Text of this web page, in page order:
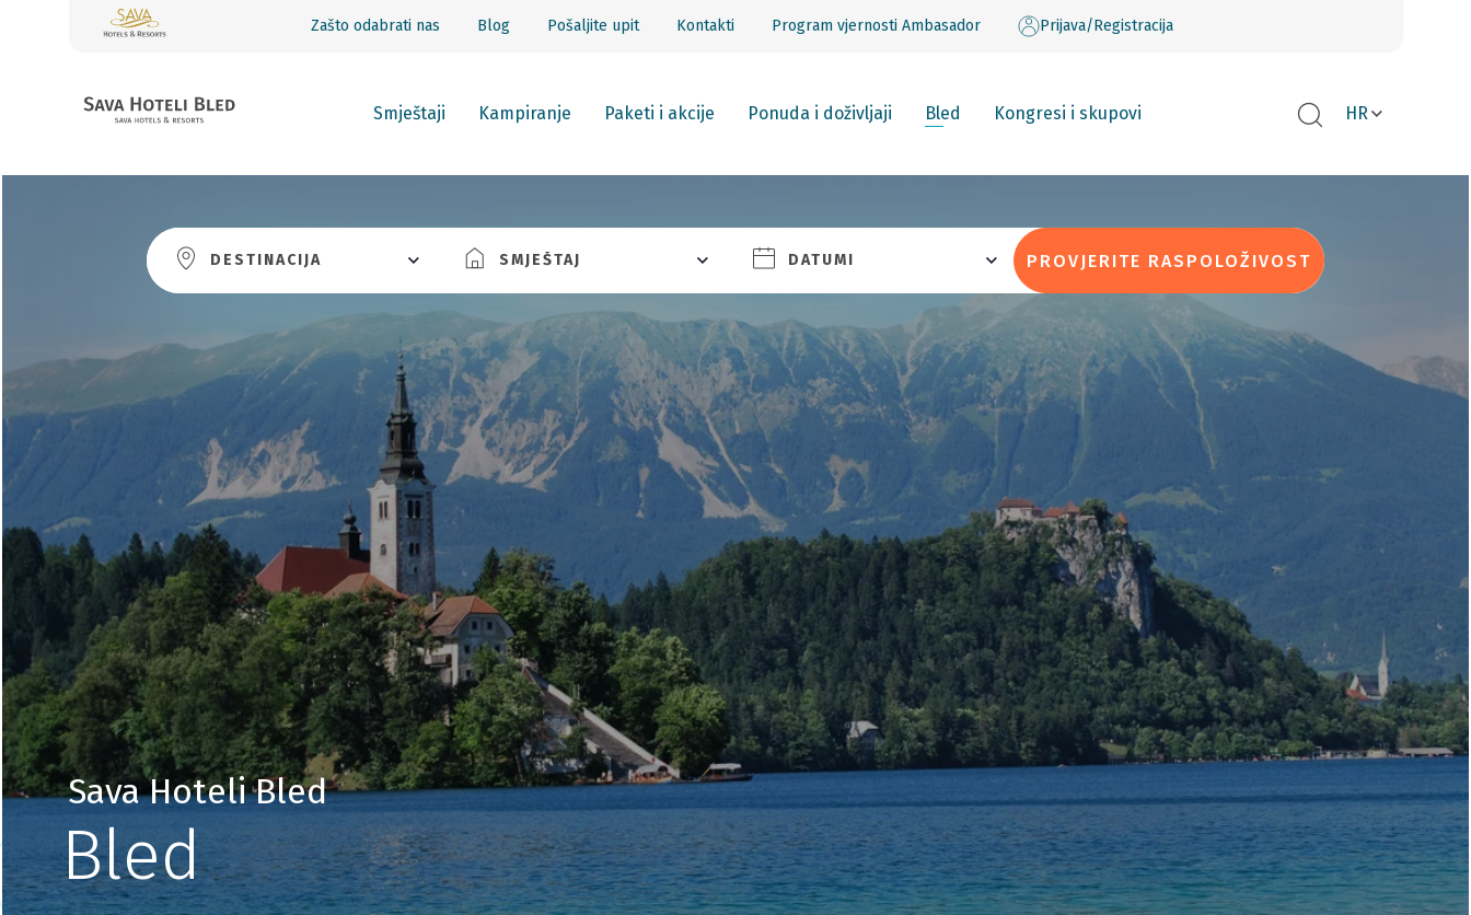
Zašto odabrati nas Blog Pošaljite upit Kontakti Program vjernosti Ambasador Prijava/Registracija
Smještaji Kampiranje Paketi i akcije Ponuda i doživljaji Bled Kongresi i skupovi HR
DESTINACIJA SMJEŠTAJ DATUMI PROVJERITE RASPOLOŽIVOST
Sava Hoteli Bled
Bled